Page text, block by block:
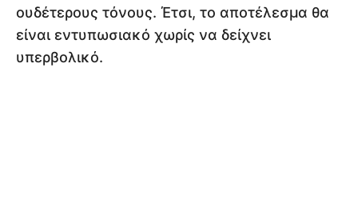
ουδέτερους τόνους. Έτσι, το αποτέλεσμα θα
είναι εντυπωσιακό χωρίς να δείχνει
υπερβολικό.